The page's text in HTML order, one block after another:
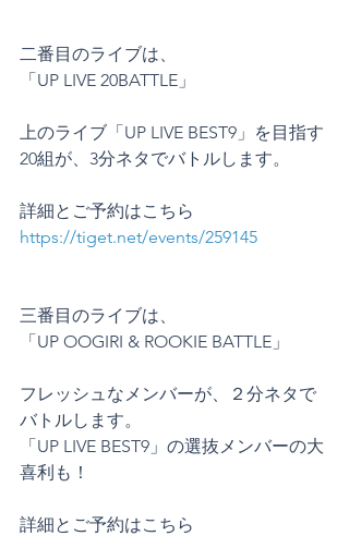
二番目のライブは、
「UP LIVE 20BATTLE」
上のライブ「UP LIVE BEST9」を目指す
20組が、3分ネタでバトルします。
詳細とご予約はこちら
https://tiget.net/events/259145
三番目のライブは、
「UP OOGIRI & ROOKIE BATTLE」
フレッシュなメンバーが、２分ネタで
バトルします。
「UP LIVE BEST9」の選抜メンバーの大
喜利も！
詳細とご予約はこちら